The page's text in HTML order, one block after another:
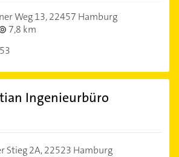
Weg 13,22457 Hamburg
7,8 km
Ingenieurbüro
Stieg 2A,22523 Hamburg